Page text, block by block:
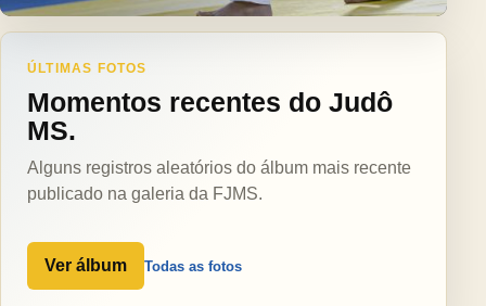
ÚLTIMAS FOTOS
Momentos recentes do Judô
MS.
Alguns registros aleatórios do álbum mais recente
publicado na galeria da FJMS.
Ver álbum Todas as fotos